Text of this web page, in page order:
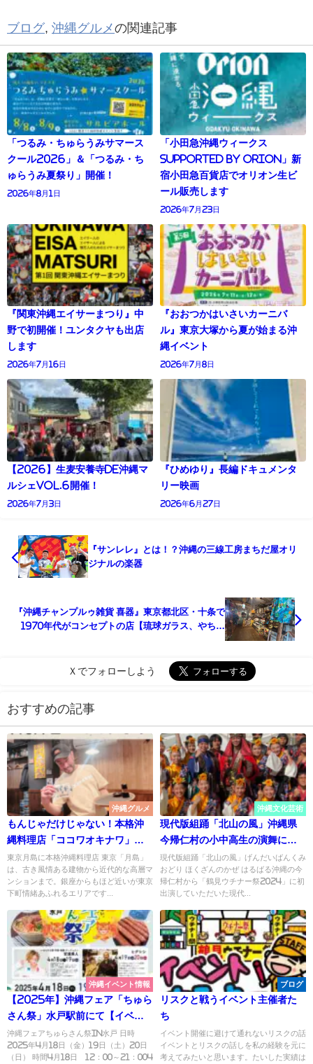
ブログ, 沖縄グルメの関連記事
「つるみ・ちゅらうみサマース
クール2026」＆「つるみ・ち
ゅらうみ夏祭り」開催！
2026年8月1日
「小田急沖縄ウィークス
supported by Orion」新
宿小田急百貨店でオリオン生ビ
ール販売します
2026年7月23日
『関東沖縄エイサーまつり』中
野で初開催！ユンタクヤも出店
します
2026年7月16日
『おおつかはいさいカーニバ
ル』東京大塚から夏が始まる沖
縄イベント
2026年7月8日
【2026】生麦安養寺de沖縄マ
ルシェVol.6開催！
2026年7月3日
『ひめゆり』長編ドキュメンタ
リー映画
2026年6月27日
『サンレレ』とは！？沖縄の三線工房まちだ屋オリ
ジナルの楽器
『沖縄チャンプルゥ雑貨 喜器』東京都北区・十条で
1970年代がコンセプトの店【琉球ガラス、やちむ
Ｘでフォローしよう
おすすめの記事
沖縄グルメ
もんじゃだけじゃない！本格沖
縄料理店「ココワオキナワ」月
島グルメ
東京月島に本格沖縄料理店 東京「月島」
は、古き風情ある建物から近代的な高層マ
ンションまで。銀座からもほど近いが東京
下町情緒あふれるエリアです...
沖縄文化芸術
現代版組踊「北山の風」沖縄県
今帰仁村の小中高生の演舞に魅
了
現代版組踊「北山の風」げんだいばんくみ
おどり ほくざんのかぜ はるばる沖縄の今
帰仁村から「鶴見ウチナー祭2024」に初
出演していただいた現代...
沖縄イベント情報
【2025年】沖縄フェア「ちゅら
さん祭」水戸駅前にて【イベン
ト情報】
沖縄フェアちゅらさん祭in水戸 日時
2025年4月18日（金）19日（土）20日
（日） 時間4月18日 12：00～21：004
ブログ
リスクと戦うイベント主催者た
ち
イベント開催に避けて通れないリスクの話
イベントとリスクの話しを私の経験を元に
考えてみたいと思います。たいした実績は